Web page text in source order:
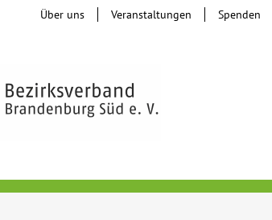
Über uns Veranstaltungen Spenden